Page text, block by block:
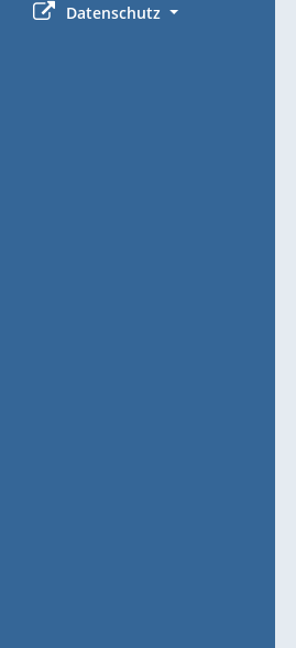
Datenschutz